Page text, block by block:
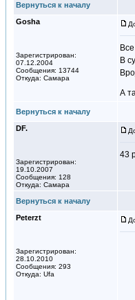
Вернуться к началу
Gosha
Зарегистрирован:
07.12.2004
Сообщения: 13744
Откуда: Самара
В
А
Вернуться к началу
DF.
Зарегистрирован:
19.10.2007
Сообщения: 128
Откуда: Самара
43
Вернуться к началу
Peterzt
Зарегистрирован:
28.10.2010
Сообщения: 293
Откуда: Ufa